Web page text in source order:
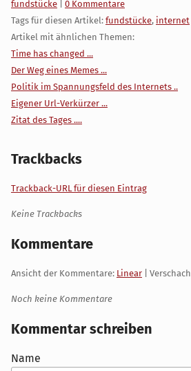
Kategorien:
fundstücke
0 Kommentare
Tags für diesen Artikel: fundstücke, internet
Artikel mit ähnlichen Themen:
Time has changed ...
Der Weg eines Memes ...
Politik im Spannungsfeld des Internets ..
Eigener Url-Verkürzer ...
Zitat des Tages ....
Trackbacks
Trackback-URL für diesen Eintrag
Keine Trackbacks
Kommentare
Ansicht der Kommentare: Linear |
Noch keine Kommentare
Kommentar schreiben
Name